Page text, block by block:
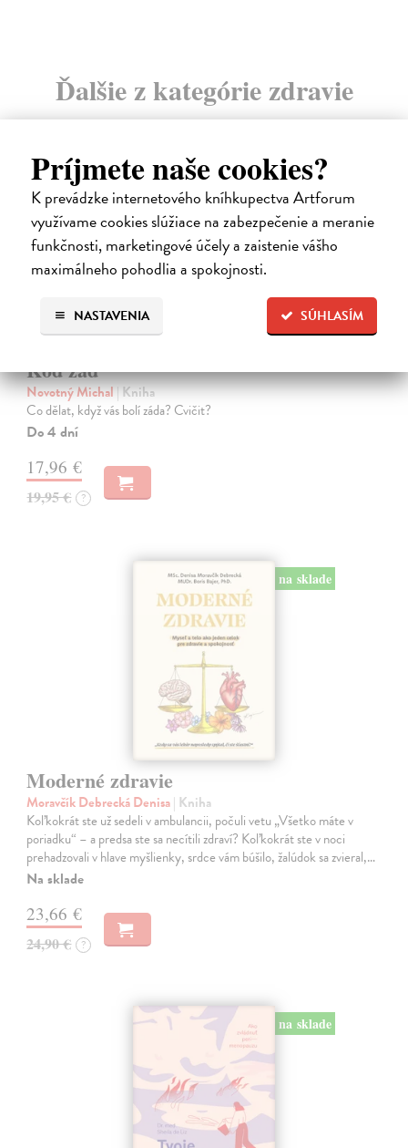
Príjmete naše cookies?
K prevádzke internetového kníhkupectva Artforum
využívame cookies slúžiace na zabezpečenie a meranie
funkčnosti, marketingové účely a zaistenie vášho
maximálneho pohodlia a spokojnosti.
SÚHLASÍM
NASTAVENIA
Ďalšie z kategórie zdravie
novinka
Kód zad
Novotný Michal| Kniha
Co dělat, když vás bolí záda? Cvičit?
Do 4 dní
17,96 €
19,95 € ?
na sklade
Moderné zdravie
Moravčík Debrecká Denisa| Kniha
Koľkokrát ste už sedeli v ambulancii, počuli vetu „Všetko máte v
poriadku“ – a predsa ste sa necítili zdraví? Koľkokrát ste v noci
prehadzovali v hlave myšlienky, srdce vám búšilo, žalúdok sa zvieral,…
Na sklade
23,66 €
24,90 € ?
na sklade